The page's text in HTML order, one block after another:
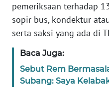
pemeriksaan terhadap
sopir bus, kondektur
serta saksi yang ada di
Baca Juga:
Sebut Rem
Subang: Saya
WN
JAKARTA
JABAR
WN